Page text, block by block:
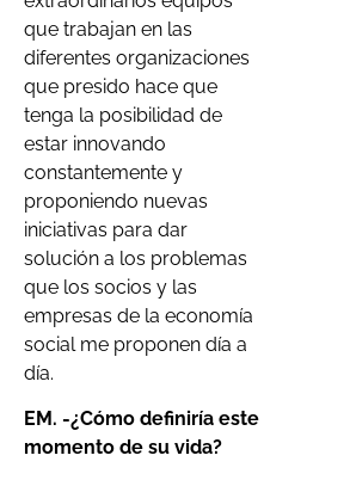
que trabajan en las
diferentes organizaciones
que presido hace que
tenga la posibilidad de
estar innovando
constantemente y
proponiendo nuevas
iniciativas para dar
solución a los problemas
que los socios y las
empresas de la economía
social me proponen día a
día.
EM. -¿Cómo definiría este
momento de su vida?